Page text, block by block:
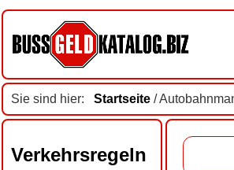
Sie sind hier: Startseite /
Verkehrsregeln